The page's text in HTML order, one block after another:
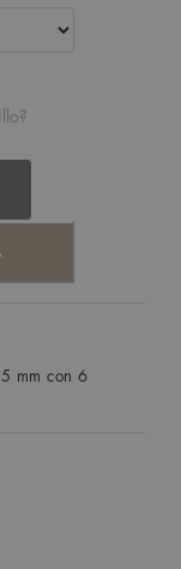
mm con 6